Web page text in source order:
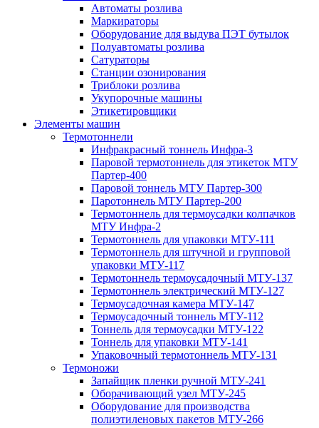
Автоматы розлива
Маркираторы
Оборудование для выдува ПЭТ бутылок
Полуавтоматы розлива
Сатураторы
Станции озонирования
Триблоки розлива
Укупорочные машины
Этикетировщики
Элементы машин
Термотоннели
Инфракрасный тоннель Инфра-3
Паровой термотоннель для этикеток МТУ
Партер-400
Паровой тоннель МТУ Партер-300
Паротоннель МТУ Партер-200
Термотоннель для термоусадки колпачков
МТУ Инфра-2
Термотоннель для упаковки МТУ-111
Термотоннель для штучной и групповой
упаковки МТУ-117
Термотоннель термоусадочный МТУ-137
Термотоннель электрический МТУ-127
Термоусадочная камера МТУ-147
Термоусадочный тоннель МТУ-112
Тоннель для термоусадки МТУ-122
Тоннель для упаковки МТУ-141
Упаковочный термотоннель МТУ-131
Термоножи
Запайщик пленки ручной МТУ-241
Оборачивающий узел МТУ-245
Оборудование для производства
полиэтиленовых пакетов МТУ-266